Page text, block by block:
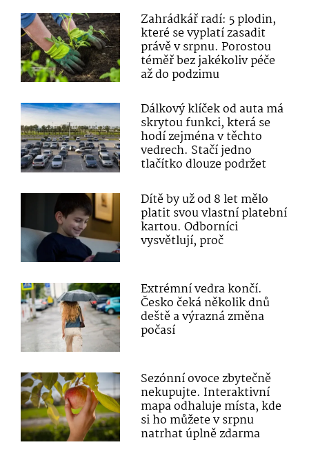
Zahrádkář radí: 5 plodin,
které se vyplatí zasadit
právě v srpnu. Porostou
téměř bez jakékoliv péče
až do podzimu
Dálkový klíček od auta má
skrytou funkci, která se
hodí zejména v těchto
vedrech. Stačí jedno
tlačítko dlouze podržet
Dítě by už od 8 let mělo
platit svou vlastní platební
kartou. Odborníci
vysvětlují, proč
Extrémní vedra končí.
Česko čeká několik dnů
deště a výrazná změna
počasí
Sezónní ovoce zbytečně
nekupujte. Interaktivní
mapa odhaluje místa, kde
si ho můžete v srpnu
natrhat úplně zdarma